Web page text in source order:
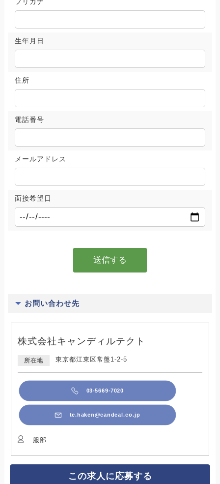
生年月日
住所
電話番号
メールアドレス
面接希望日
お問い合わせ先
株式会社キャンディルテクト
所在地 東京都江東区常盤1-2-5
03-5669-7020
te.haken@candeal.co.jp
服部
この求人に応募する